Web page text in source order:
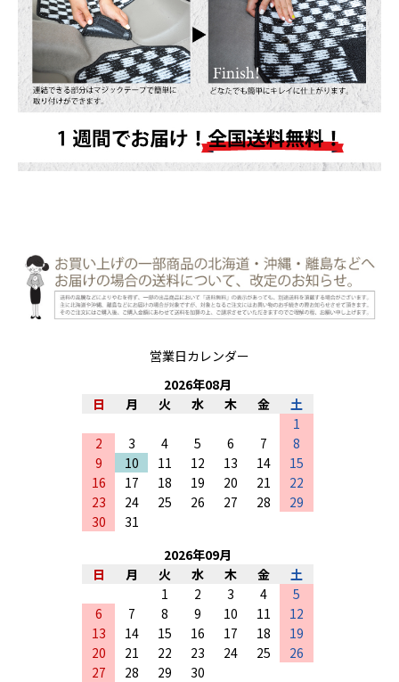
営業日カレンダー
2026年08月
日
月 火 水 木 金
土
1
2
3 4 5 6 7
8
9
10 11 12 13 14
15
16
17 18 19 20 21
22
23
24 25 26 27 28
29
30
31
2026年09月
日
月 火 水 木 金
土
1
2 3 4
5
6
7 8 9 10 11
12
13
14 15 16 17 18
19
20
21 22 23 24 25
26
27
28 29
30